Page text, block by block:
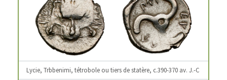
Lycie, Trbbenimi, tétrobole ou tiers de statère, c.390-370 av. J.-C